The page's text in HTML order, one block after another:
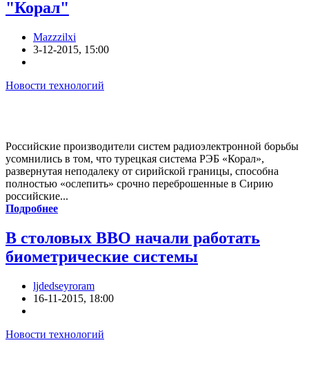
"Корал"
Mazzzilxi
3-12-2015, 15:00
Новости технологий
Российские производители систем радиоэлектронной борьбы
усомнились в том, что турецкая система РЭБ «Корал»,
развернутая неподалеку от сирийской границы, способна
полностью «ослепить» срочно переброшенные в Сирию
российские...
Подробнее
В столовых ВВО начали работать
биометрические системы
ljdedseyroram
16-11-2015, 18:00
Новости технологий